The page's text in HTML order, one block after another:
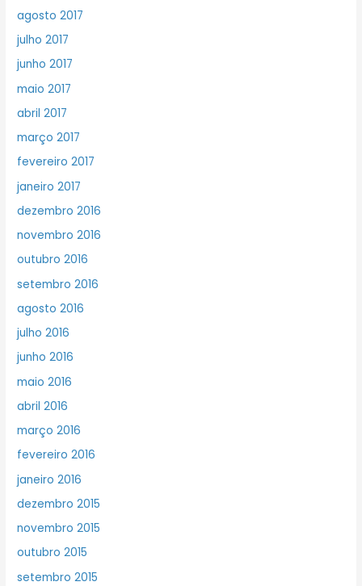
agosto 2017
julho 2017
junho 2017
maio 2017
abril 2017
março 2017
fevereiro 2017
janeiro 2017
dezembro 2016
novembro 2016
outubro 2016
setembro 2016
agosto 2016
julho 2016
junho 2016
maio 2016
abril 2016
março 2016
fevereiro 2016
janeiro 2016
dezembro 2015
novembro 2015
outubro 2015
setembro 2015